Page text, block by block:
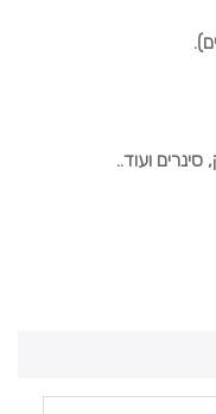
סינרים ועוד..